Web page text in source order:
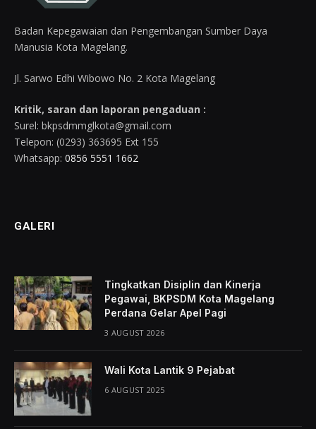
Badan Kepegawaian dan Pengembangan Sumber Daya
Manusia Kota Magelang.
Jl. Sarwo Edhi Wibowo No. 2 Kota Magelang
Kritik, saran dan laporan pengaduan :
Surel: bkpsdmmglkota@gmail.com
Telepon: (0293) 363695 Ext 155
Whatsapp: 0856 5551 1662
GALERI
Tingkatkan Disiplin dan Kinerja
Pegawai, BKPSDM Kota Magelang
Perdana Gelar Apel Pagi
3 AUGUST 2026
Wali Kota Lantik 9 Pejabat
6 AUGUST 2025